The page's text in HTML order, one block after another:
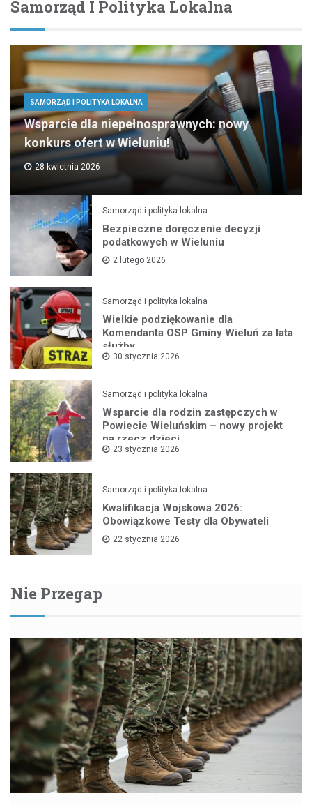
Samorząd I Polityka Lokalna
SAMORZĄD I POLITYKA LOKALNA
Wsparcie dla niepełnosprawnych: nowy
konkurs ofert w Wieluniu!
28 kwietnia 2026
Samorząd i polityka lokalna
Bezpieczne doręczenie decyzji
podatkowych w Wieluniu
2 lutego 2026
Samorząd i polityka lokalna
Wielkie podziękowanie dla
Komendanta OSP Gminy Wieluń za lata
służby
30 stycznia 2026
Samorząd i polityka lokalna
Wsparcie dla rodzin zastępczych w
Powiecie Wieluńskim – nowy projekt
na rzecz dzieci
23 stycznia 2026
Samorząd i polityka lokalna
Kwalifikacja Wojskowa 2026:
Obowiązkowe Testy dla Obywateli
22 stycznia 2026
Nie Przegap